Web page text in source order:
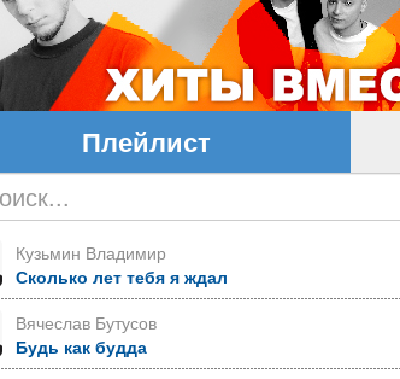
Плейлист
Кузьмин Владимир
Сколько лет тебя я ждал
Вячеслав Бутусов
Будь как будда